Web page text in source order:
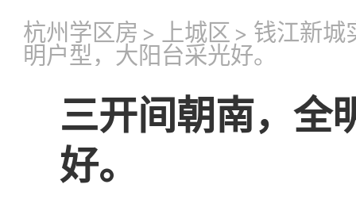
杭州学区房 > 上城区 > 钱江新城
明户型，大阳台采光好。
三开间朝南，全
好。